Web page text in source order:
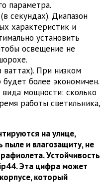
параметра.
секундах). Диапазон
характеристик и
установить
освещение не
При низком
более экономичен.
мощности: сколько
работы светильника,
на улице,
и влагозащиту, не
Устойчивость
Эта цифра может
который